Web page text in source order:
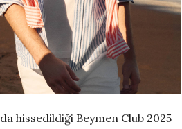
hissedildiği Beymen Club 2025